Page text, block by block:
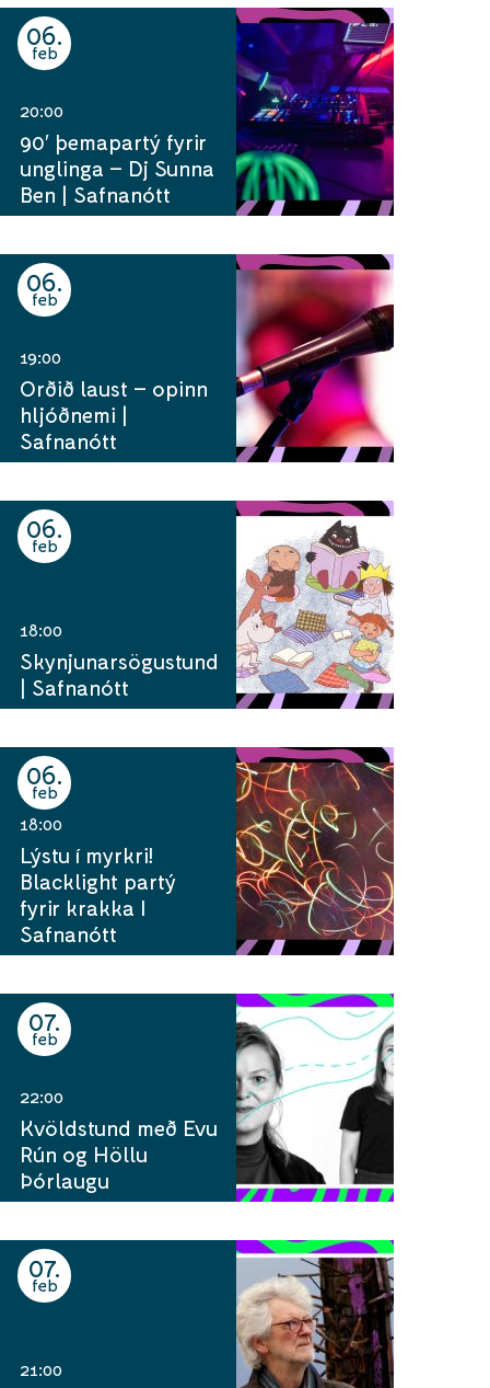
06
feb
20:00
90′ þemapartý fyrir
unglinga – Dj Sunna
Ben | Safnanótt
06
feb
19:00
Orðið laust – opinn
hljóðnemi |
Safnanótt
06
feb
18:00
Skynjunarsögustund
| Safnanótt
06
feb
18:00
Lýstu í myrkri!
Blacklight partý
fyrir krakka I
Safnanótt
07
feb
22:00
Kvöldstund með Evu
Rún og Höllu
Þórlaugu
07
feb
21:00